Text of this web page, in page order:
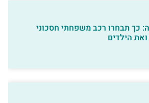
כך תבחרו רכב משפחתי חסכוני
הילדים